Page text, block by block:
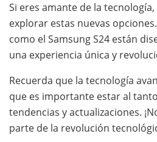
Si eres amante de la
explorar estas nuevas
como el Samsung S24 están
una experiencia única y
Recuerda que la tecnología
que es importante estar al
tendencias y actualizaciones.
parte de la revolución